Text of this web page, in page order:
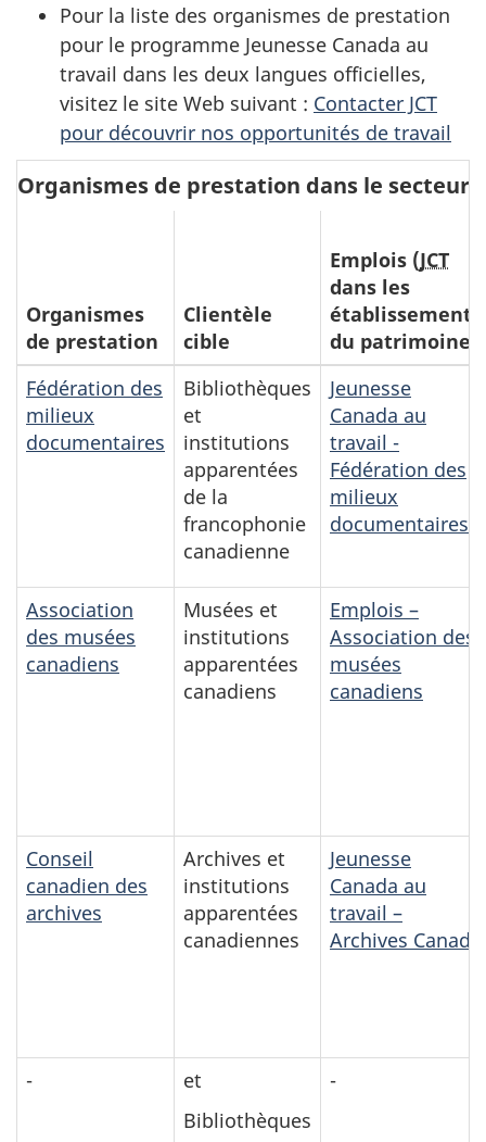
Pour la liste des organismes de prestation
pour le programme Jeunesse Canada au
travail dans les deux langues officielles,
visitez le site Web suivant : Contacter JCT
pour découvrir nos opportunités de travail
Organismes de prestation dans le secteur
Organismes
de prestation
Clientèle
cible
Emplois (JCT
dans les
établissements
du patrimoine)
Fédération des
milieux
documentaires
Bibliothèques
et
institutions
apparentées
de la
francophonie
canadienne
Jeunesse
Canada au
travail -
Fédération des
milieux
documentaires
Association
des musées
canadiens
Musées et
institutions
apparentées
canadiens
Emplois –
Association des
musées
canadiens
Conseil
canadien des
archives
Archives et
institutions
apparentées
canadiennes
Jeunesse
Canada au
travail –
Archives Canada
-
et
Bibliothèques
-